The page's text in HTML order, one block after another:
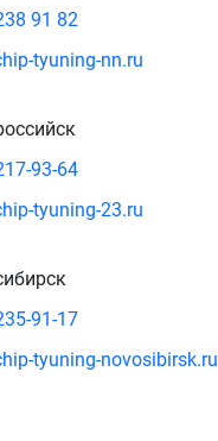
91 82
tyuning-nn.ru
93-64
tyuning-23.ru
91-17
tyuning-novosibirsk.ru